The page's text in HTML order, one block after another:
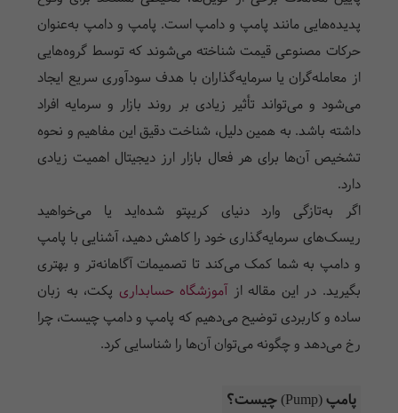
پدیده‌هایی مانند پامپ و دامپ است. پامپ و دامپ به‌عنوان
حرکات مصنوعی قیمت شناخته می‌شوند که توسط گروه‌هایی
از معامله‌گران یا سرمایه‌گذاران با هدف سودآوری سریع ایجاد
می‌شود و می‌تواند تأثیر زیادی بر روند بازار و سرمایه افراد
داشته باشد. به همین دلیل، شناخت دقیق این مفاهیم و نحوه
تشخیص آن‌ها برای هر فعال بازار ارز دیجیتال اهمیت زیادی
دارد.
اگر به‌تازگی وارد دنیای کریپتو شده‌اید یا می‌خواهید
ریسک‌های سرمایه‌گذاری خود را کاهش دهید، آشنایی با پامپ
و دامپ به شما کمک می‌کند تا تصمیمات آگاهانه‌تر و بهتری
بگیرید. در این مقاله ازآموزشگاه حسابداری پکت، به زبان
ساده و کاربردی توضیح می‌دهیم که پامپ و دامپ چیست، چرا
رخ می‌دهد و چگونه می‌توان آن‌ها را شناسایی کرد.
پامپ (Pump) چیست؟